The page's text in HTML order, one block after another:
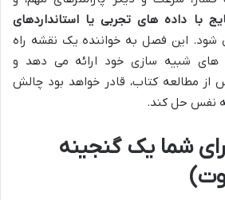
با داده های تجربی یا استانداردهای
شود. این فصل به خواننده یک نقشه راه
های شبیه سازی خود ارائه می دهد و
مطالعه کتاب، قادر خواهد بود چالش
به نفس حل کند.
شما یک گنجینه